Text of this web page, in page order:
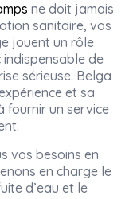
ne doit jamais
sanitaire, vos
jouent un rôle
de
sérieuse. Belga
et sa
fournir un service
vos besoins en
en charge le
d’eau et le